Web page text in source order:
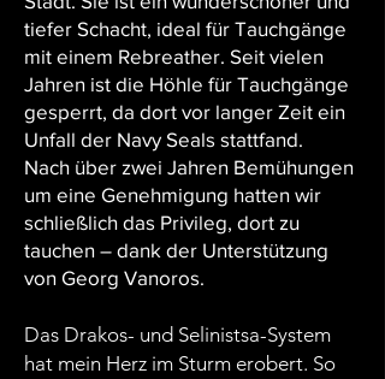
tiefer Schacht, ideal für Tauchgänge
mit einem Rebreather. Seit vielen
Jahren ist die Höhle für Tauchgänge
gesperrt, da dort vor langer Zeit ein
Unfall der Navy Seals stattfand.
Nach über zwei Jahren Bemühungen
um eine Genehmigung hatten wir
schließlich das Privileg, dort zu
tauchen – dank der Unterstützung
von Georg Vanoros.
Das Drakos- und Selinistsa-System
hat mein Herz im Sturm erobert. So